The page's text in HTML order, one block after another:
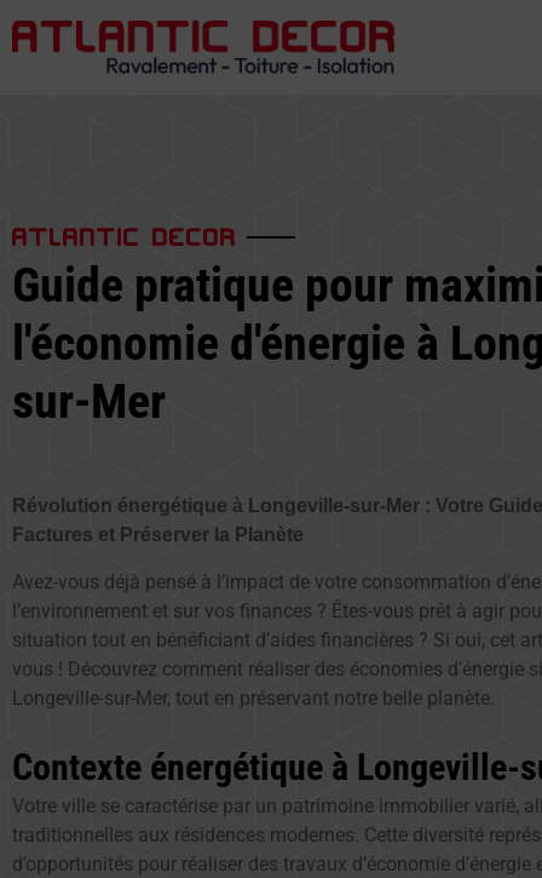
ATLANTIC DECOR
Guide pratique pour
l'économie d'énergie à
sur-Mer
Révolution énergétique à Longeville-sur-Mer : Votre
Factures et Préserver la Planète
Avez-vous déjà pensé à l’impact de votre consommation
l’environnement et sur vos finances ? Êtes-vous prêt à agir
situation tout en bénéficiant d’aides financières ? Si oui, cet
vous ! Découvrez comment réaliser des économies d’énergie
Longeville-sur-Mer, tout en préservant notre belle planète.
Contexte énergétique à Longeville-
Votre ville se caractérise par un patrimoine immobilier varié,
traditionnelles aux résidences modernes. Cette diversité
d’opportunités pour réaliser des travaux d’économie